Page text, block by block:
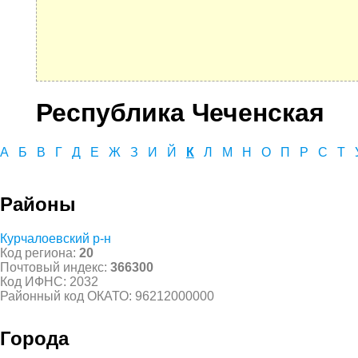
Республика Чеченская
А Б В Г Д Е Ж З И Й К Л М Н О П Р С Т
Районы
Курчалоевский р-н
Код региона: 20
Почтовый индекс: 366300
Код ИФНС: 2032
Районный код ОКАТО: 96212000000
Города